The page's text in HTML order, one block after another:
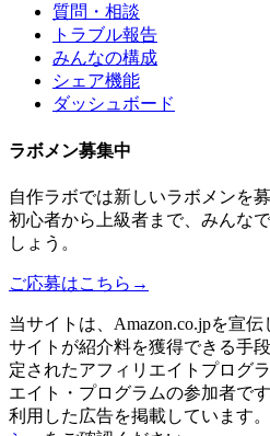
質問・相談
トラブル報告
みんなの構成
シェア機能
ダッシュボード
ラボメン募集中
自作ラボでは新しいラボメンを
初心者から上級者まで、みんな
しょう。
ご応募はこちら →
当サイトは、Amazon.co.jpを宣
サイトが紹介料を獲得できる手
定されたアフィリエイトプログ
エイト・プログラムの参加者で
利用した広告を掲載しています